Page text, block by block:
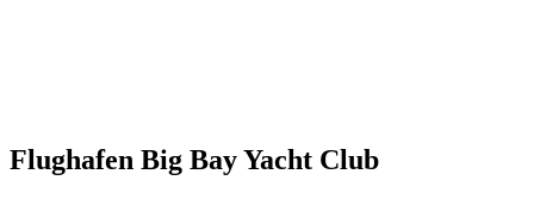
Flughafen Big Bay Yacht Club